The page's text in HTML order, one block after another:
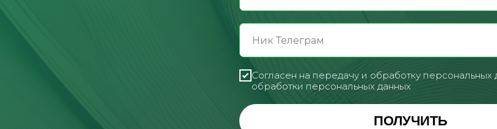
Согласен на передачу и обработку персональных
обработки персональных данных
ПОЛУЧИТЬ